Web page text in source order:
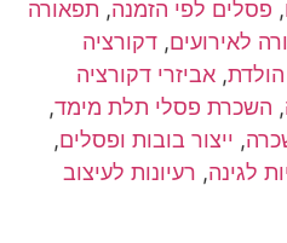
, פסלים לפי הזמנה, תפאורה
לאירועים,דקורציה
,אביזרי דקורציה
, השכרת פסלי תלת מימד,
, ייצור בובות ופסלים,
לגינה, רעיונות לעיצוב